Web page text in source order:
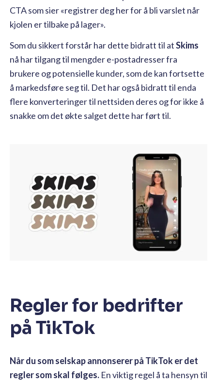
CTA som sier «registrer deg her for å bli varslet når
kjolen er tilbake på lager».
Som du sikkert forstår har dette bidratt til atSkims
nå har tilgang til mengder e-postadresser fra
brukere og potensielle kunder, som de kan fortsette
å markedsføre seg til. Det har også bidratt til enda
flere konverteringer til nettsiden deres og for ikke å
snakke om det økte salget dette har ført til.
Regler for bedrifter
på TikTok
Når du som selskap annonserer på TikTok er det
regler som skal følges. En viktig regel å ta hensyn til